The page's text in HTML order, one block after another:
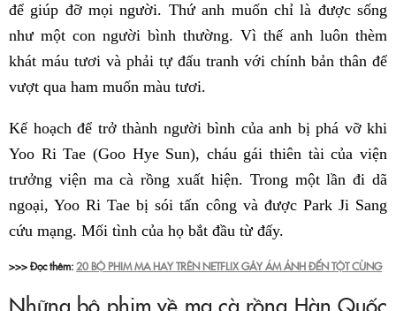
để giúp đỡ mọi người. Thứ anh muốn chỉ là được sống
như một con người bình thường. Vì thế anh luôn thèm
khát máu tươi và phải tự đấu tranh với chính bản thân để
vượt qua ham muốn màu tươi.
Kế hoạch để trở thành người bình của anh bị phá vỡ khi
Yoo Ri Tae (Goo Hye Sun), cháu gái thiên tài của viện
trưởng viện ma cà rồng xuất hiện. Trong một lần đi dã
ngoại, Yoo Ri Tae bị sói tấn công và được Park Ji Sang
cứu mạng. Mối tình của họ bắt đầu từ đấy.
>>> Đọc thêm: 20 BỘ PHIM MA HAY TRÊN NETFLIX GÂY ÁM ẢNH ĐẾN TỘT CÙNG
Những bộ phim về ma cà rồng Hàn Quốc